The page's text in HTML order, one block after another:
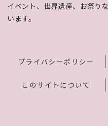
イベント、世界遺産、お祭り
います。
プライバシーポリシー
このサイトについて